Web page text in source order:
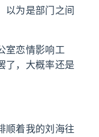
以为是部门之间
室恋情影响工
了，大概率还是
顺着我的刘海往